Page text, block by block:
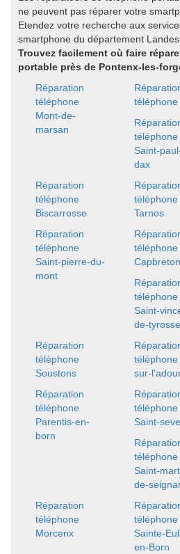
ne peuvent pas réparer votre
Etendez votre recherche aux
smartphone du département Landes
Trouvez facilement où faire
portable près de Pontenx-les-
Réparation
téléphone
Mont-de-
marsan
téléphone
téléphone
Saint-
dax
Réparation
téléphone
Biscarrosse
téléphone
Tarnos
Réparation
téléphone
Saint-pierre-du-
mont
téléphone
Capbreton
téléphone
Saint-
de-tyrosse
Réparation
téléphone
Soustons
téléphone
sur-
Réparation
téléphone
Parentis-en-
born
téléphone
Saint-
téléphone
Saint-
de-
Réparation
téléphone
Morcenx
téléphone
Sainte-
en-Born